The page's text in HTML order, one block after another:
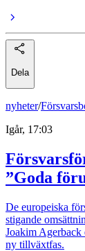
Dela
nyheter/
Igår, 17:03
”Goda
De europeiska
stigande
Joakim Agerback
ny tillväxtfas.